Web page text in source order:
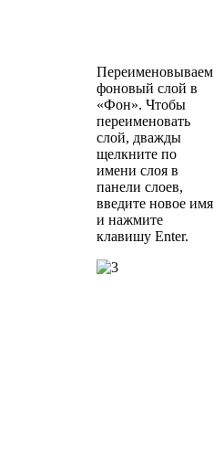
Переименовываем
фоновый слой в
«Фон». Чтобы
переименовать
слой, дважды
щелкните по
имени слоя в
панели слоев,
введите новое имя
и нажмите
клавишу Enter.